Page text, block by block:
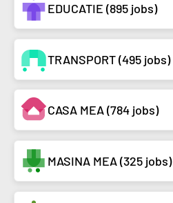
EDUCATIE (895 jobs)
TRANSPORT (495 jobs)
CASA MEA (784 jobs)
MASINA MEA (325 jobs)